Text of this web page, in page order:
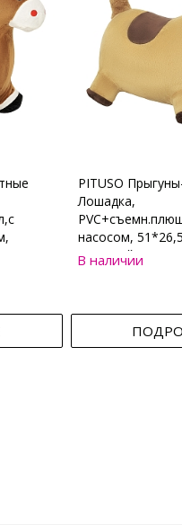
PITUSO
Лошадка,
насосом,
Бежевый
В наличии